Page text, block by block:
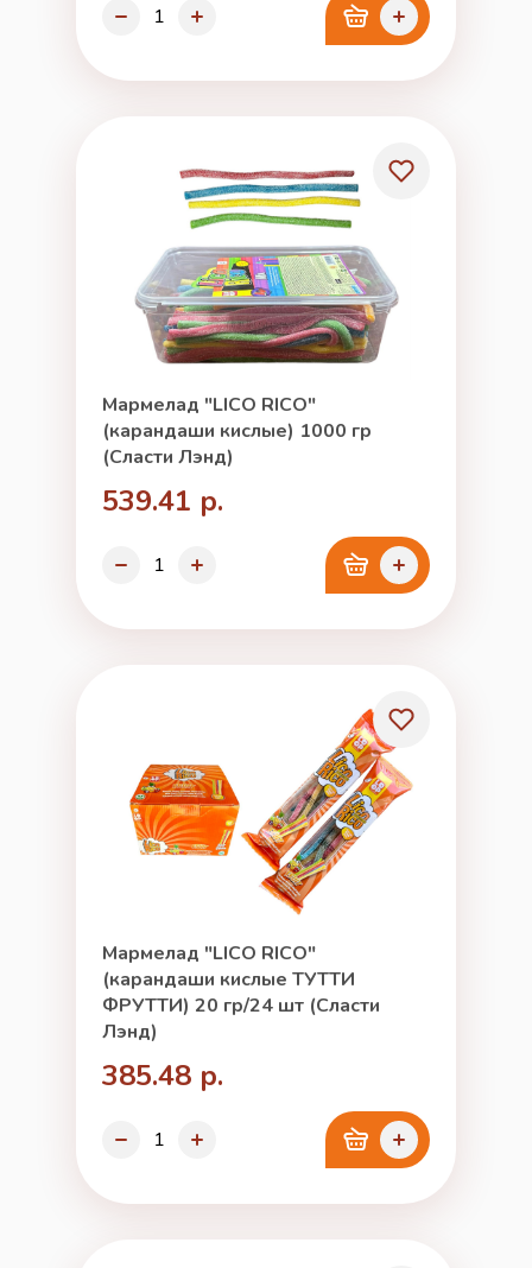
Мармелад "LICO RICO"
(карандаши кислые) 1000 гр
(Сласти Лэнд)
539.41 р.
Мармелад "LICO RICO"
(карандаши кислые ТУТТИ
ФРУТТИ) 20 гр/24 шт (Сласти
Лэнд)
385.48 р.